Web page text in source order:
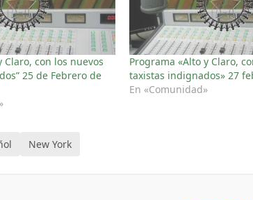
Claro, con los nuevos
25 de Febrero de
Programa «Alto y Claro,
taxistas indignados» 27
En «Comunidad»
New York